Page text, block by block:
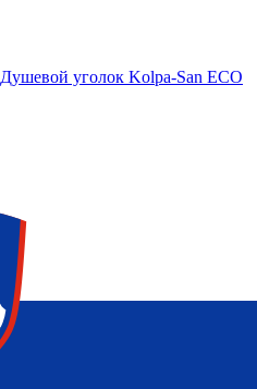
Душевой уголок Kolpa-San ECO